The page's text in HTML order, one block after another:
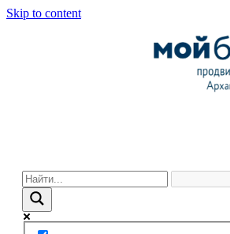
Skip to content